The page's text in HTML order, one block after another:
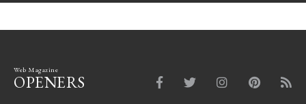
Web Magazine
OPENERS